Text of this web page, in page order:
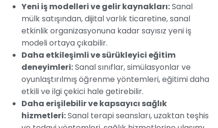
Yeni iş modelleri ve gelir kaynakları:Sanal
mülk satışından, dijital varlık ticaretine, sanal
etkinlik organizasyonuna kadar sayısız yeni iş
modeli ortaya çıkabilir.
Daha etkileşimli ve sürükleyici eğitim
deneyimleri:Sanal sınıflar, simülasyonlar ve
oyunlaştırılmış öğrenme yöntemleri, eğitimi daha
etkili ve ilgi çekici hale getirebilir.
Daha erişilebilir ve kapsayıcı sağlık
hizmetleri:Sanal terapi seansları, uzaktan teşhis